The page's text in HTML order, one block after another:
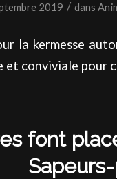
2019 / dans
la kermesse
et conviviale pour
font